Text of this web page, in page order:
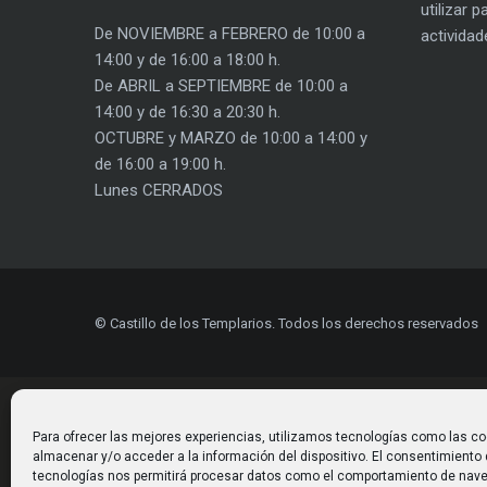
Para ofrecer las mejores experiencias, utilizamos tecnologías como las
almacenar y/o acceder a la información del dispositivo. El consentimiento
tecnologías nos permitirá procesar datos como el comportamiento de
De NOVIEMBRE a FEBRERO de 10:00 a
14:00 y de 16:00 a 18:00 h.
De ABRIL a SEPTIEMBRE de 10:00 a
14:00 y de 16:30 a 20:30 h.
OCTUBRE y MARZO de 10:00 a 14:00 y
de 16:00 a 19:00 h.
Lunes CERRADOS
utilizar
© Castillo de los Templarios. Todos los derechos reservados